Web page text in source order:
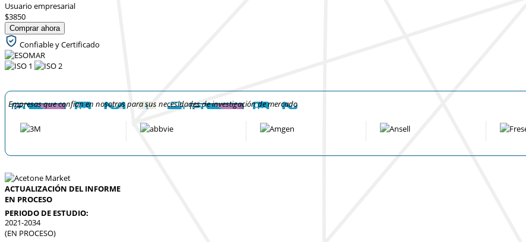
Usuario empresarial
$3850
Comprar ahora
Confiable y Certificado
Empresas que confían en nosotros para sus necesidades de investigación de mercado
ACTUALIZACIÓN DEL INFORME
EN PROCESO
PERIODO DE ESTUDIO:
2021-2034
(EN PROCESO)